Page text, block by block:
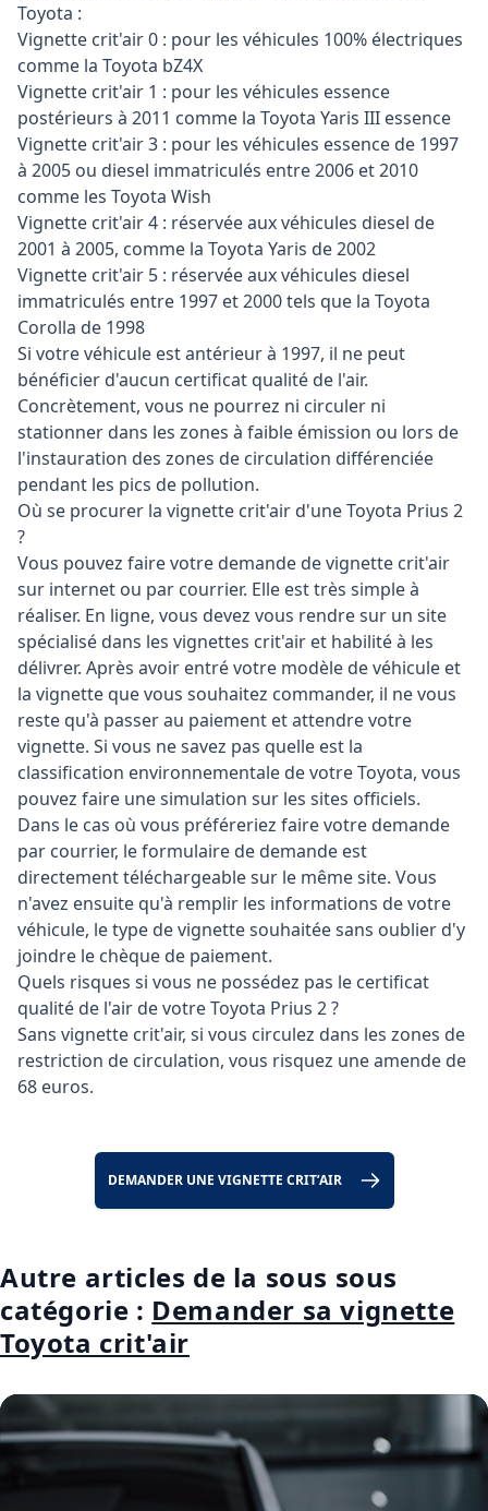
Toyota :
Vignette crit'air 0 : pour les véhicules 100% électriques
comme la Toyota bZ4X
Vignette crit'air 1 : pour les véhicules essence
postérieurs à 2011 comme la Toyota Yaris III essence
Vignette crit'air 3 : pour les véhicules essence de 1997
à 2005 ou diesel immatriculés entre 2006 et 2010
comme les Toyota Wish
Vignette crit'air 4 : réservée aux véhicules diesel de
2001 à 2005, comme la Toyota Yaris de 2002
Vignette crit'air 5 : réservée aux véhicules diesel
immatriculés entre 1997 et 2000 tels que la Toyota
Corolla de 1998
Si votre véhicule est antérieur à 1997, il ne peut
bénéficier d'aucun certificat qualité de l'air.
Concrètement, vous ne pourrez ni circuler ni
stationner dans les zones à faible émission ou lors de
l'instauration des zones de circulation différenciée
pendant les pics de pollution.
Où se procurer la vignette crit'air d'une Toyota Prius 2
?
Vous pouvez faire votre demande de vignette crit'air
sur internet ou par courrier. Elle est très simple à
réaliser. En ligne, vous devez vous rendre sur un site
spécialisé dans les vignettes crit'air et habilité à les
délivrer. Après avoir entré votre modèle de véhicule et
la vignette que vous souhaitez commander, il ne vous
reste qu'à passer au paiement et attendre votre
vignette. Si vous ne savez pas quelle est la
classification environnementale de votre Toyota, vous
pouvez faire une simulation sur les sites officiels.
Dans le cas où vous préféreriez faire votre demande
par courrier, le formulaire de demande est
directement téléchargeable sur le même site. Vous
n'avez ensuite qu'à remplir les informations de votre
véhicule, le type de vignette souhaitée sans oublier d'y
joindre le chèque de paiement.
Quels risques si vous ne possédez pas le certificat
qualité de l'air de votre Toyota Prius 2 ?
Sans vignette crit'air, si vous circulez dans les zones de
restriction de circulation, vous risquez une amende de
68 euros.
DEMANDER UNE VIGNETTE CRIT’AIR
Autre articles de la sous sous
catégorie : Demander sa vignette
Toyota crit'air